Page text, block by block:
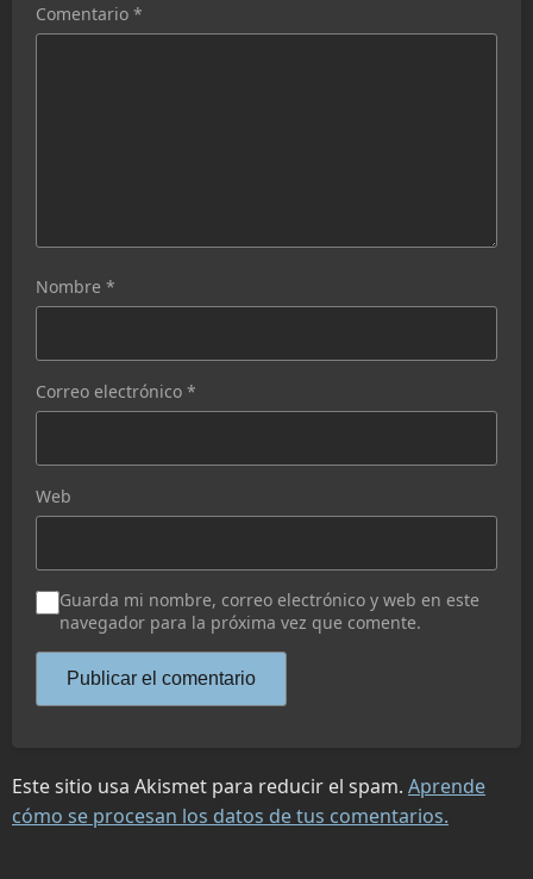
Comentario *
Nombre *
Correo electrónico *
Web
Guarda mi nombre, correo electrónico y web en este
navegador para la próxima vez que comente.
Este sitio usa Akismet para reducir el spam. Aprende
cómo se procesan los datos de tus comentarios.